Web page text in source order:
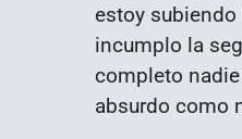
estoy
incumplo la
completo
absurdo como